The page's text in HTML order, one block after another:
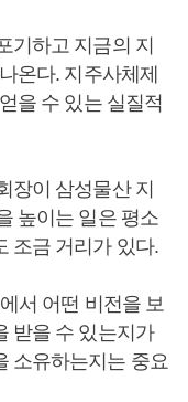
기하고 지금의 지
온다. 지주사체제
을 수 있는 실질적
장이 삼성물산 지
높이는 일은 평소
조금 거리가 있다.
서 어떤 비전을 보
받을 수 있는지가
소유하는지는 중요